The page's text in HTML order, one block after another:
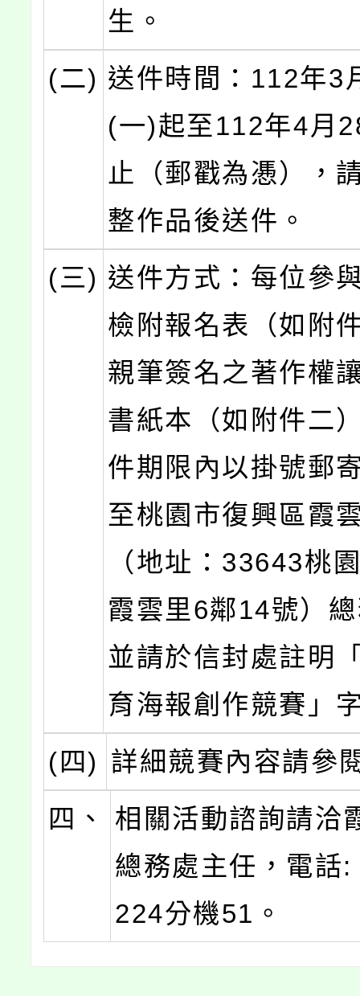
生。
(二) 送件時間：112年3
(一)起至112年4月
止（郵戳為慿），
整作品後送件。
(三) 送件方式：每位參
檢附報名表（如附
親筆簽名之著作權
書紙本（如附件二
件期限內以掛號郵
至桃園市復興區霞
（地址：33643桃
霞雲里6鄰14號）
並請於信封處註明
育海報創作競賽」
(四) 詳細競賽內容請參
四、
相關活動諮詢請洽
總務處主任，電話
224分機51。